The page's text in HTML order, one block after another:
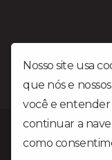
Nosso site usa
que nós e
você e entender
continuar a
como
Rádio Liberdade FM
de Patrocínio MG no